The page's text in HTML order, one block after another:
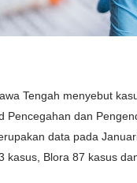
Tengah menyebut
dan
data pada
Blora 87 kasus